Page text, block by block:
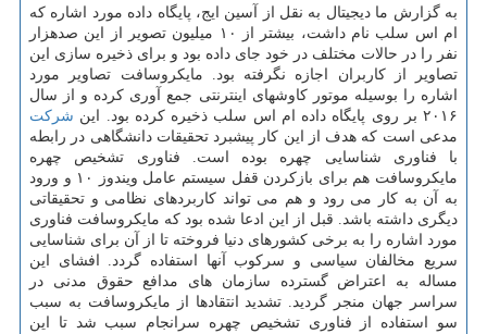
به گزارش ما دیجیتال به نقل از آسین ایج، پایگاه داده مورد اشاره كه
ام اس سلب نام داشت، بیشتر از ۱۰ میلیون تصویر از این صدهزار
نفر را در حالات مختلف در خود جای داده بود و برای ذخیره سازی این
تصاویر از كاربران اجازه نگرفته بود. مایكروسافت تصاویر مورد
اشاره را بوسیله موتور كاوشهای اینترنتی جمع آوری كرده و از سال
۲۰۱۶ بر روی پایگاه داده ام اس سلب ذخیره كرده بود. این
شركت
مدعی است كه هدف از این كار پیشبرد تحقیقات دانشگاهی در رابطه
با فناوری شناسایی چهره بوده است. فناوری تشخیص چهره
مایكروسافت هم برای بازكردن قفل سیستم عامل ویندوز ۱۰ و ورود
به آن به كار می رود و هم می تواند كاربردهای نظامی و تحقیقاتی
دیگری داشته باشد. قبل از این ادعا شده بود كه مایكروسافت فناوری
مورد اشاره را به برخی كشورهای دنیا فروخته تا از آن برای شناسایی
سریع مخالفان سیاسی و سركوب آنها استفاده گردد. افشای این
مساله به اعتراض گسترده سازمان های مدافع حقوق مدنی در
سراسر جهان منجر گردید. تشدید انتقادها از مایكروسافت به سبب
سو استفاده از فناوری تشخیص چهره سرانجام سبب شد تا این